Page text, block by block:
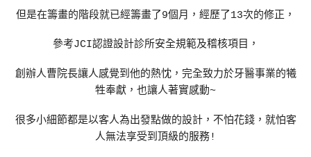
但是在籌畫的階段就已經籌畫了9個月，經歷了13次的修正，
參考JCI認證設計診所安全規範及稽核項目，
創辦人曹院長讓人感覺到他的熱忱，完全致力於牙醫事業的犧
牲奉獻，也讓人著實感動~
很多小細節都是以客人為出發點做的設計，不怕花錢，就怕客
人無法享受到頂級的服務!